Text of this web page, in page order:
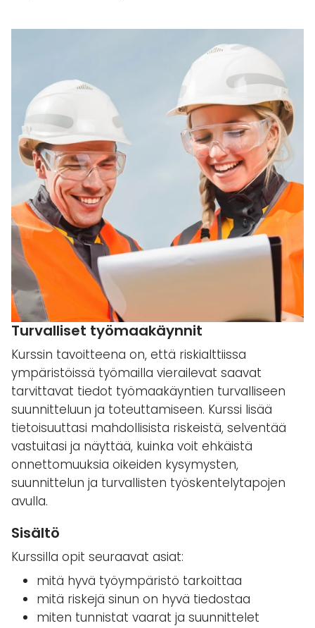
Turvalliset työmaakäynnit
Kurssin tavoitteena on, että riskialttiissa
ympäristöissä työmailla vierailevat saavat
tarvittavat tiedot työmaakäyntien turvalliseen
suunnitteluun ja toteuttamiseen. Kurssi lisää
tietoisuuttasi mahdollisista riskeistä, selventää
vastuitasi ja näyttää, kuinka voit ehkäistä
onnettomuuksia oikeiden kysymysten,
suunnittelun ja turvallisten työskentelytapojen
avulla.
Sisältö
Kurssilla opit seuraavat asiat:
mitä hyvä työympäristö tarkoittaa
mitä riskejä sinun on hyvä tiedostaa
miten tunnistat vaarat ja suunnittelet